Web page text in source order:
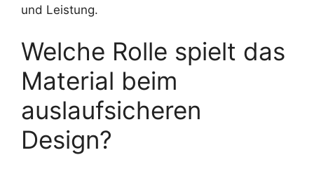
und Leistung.
Welche Rolle spielt das
Material beim
auslaufsicheren
Design?